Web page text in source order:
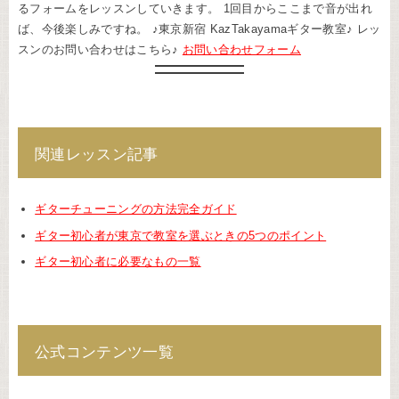
るフォームをレッスンしていきます。 1回目からここまで音が出れ
ば、今後楽しみですね。 ♪東京新宿 KazTakayamaギター教室♪ レッ
スンのお問い合わせはこちら♪ お問い合わせフォーム
関連レッスン記事
ギターチューニングの方法完全ガイド
ギター初心者が東京で教室を選ぶときの5つのポイント
ギター初心者に必要なもの一覧
公式コンテンツ一覧